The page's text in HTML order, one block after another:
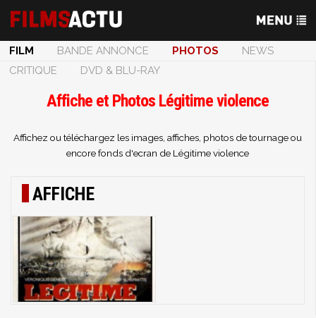
FILM BANDE ANNONCE PHOTOS
NEWS
CRITIQUE
DVD & BLU-RAY
Affiche et Photos Légitime violence
Affichez ou téléchargez les images, affiches, photos de tournage ou
encore fonds d'ecran de Légitime violence
AFFICHE